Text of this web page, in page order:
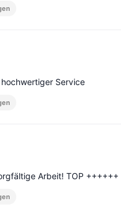
Service
Arbeit! TOP ++++++